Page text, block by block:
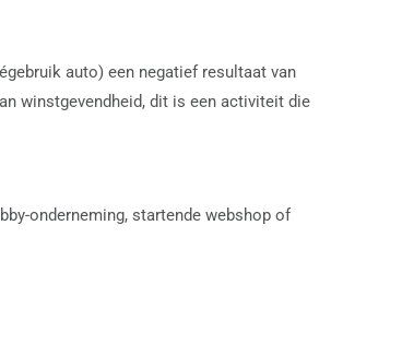
auto) een negatief resultaat van
winstgevendheid, dit is een activiteit die
onderneming, startende webshop of